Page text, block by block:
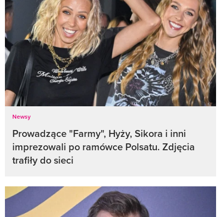
Newsy
Prowadzące "Farmy", Hyży, Sikora i inni
imprezowali po ramówce Polsatu. Zdjęcia
trafiły do sieci